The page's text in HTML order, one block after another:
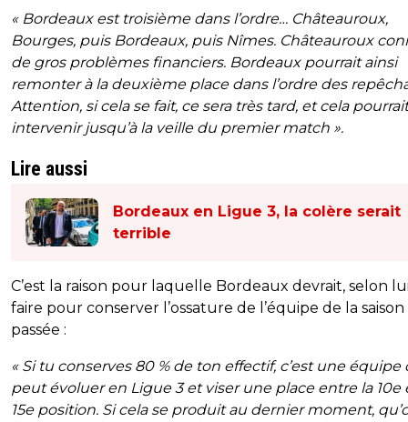
« Bordeaux est troisième dans l’ordre… Châteauroux,
Bourges, puis Bordeaux, puis Nîmes. Châteauroux
de gros problèmes financiers. Bordeaux pourrait ainsi
remonter à la deuxième place dans l’ordre des
Attention, si cela se fait, ce sera très tard, et cela pourrait
intervenir jusqu’à la veille du premier match ».
Lire aussi
Bordeaux en Ligue 3, la colère serait
terrible
C’est la raison pour laquelle Bordeaux devrait, selon
faire pour conserver l’ossature de l’équipe de la saison
passée :
« Si tu conserves 80 % de ton effectif, c’est une équipe
peut évoluer en Ligue 3 et viser une place entre la 10e
15e position. Si cela se produit au dernier moment,